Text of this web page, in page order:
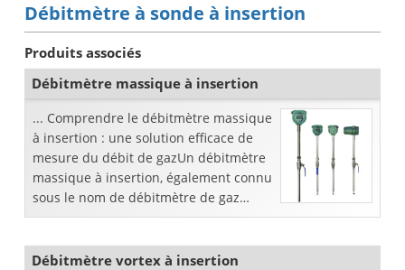
Débitmètre à sonde à insertion
Produits associés
Débitmètre massique à insertion
... Comprendre le débitmètre massique
à insertion : une solution efficace de
mesure du débit de gazUn débitmètre
massique à insertion, également connu
sous le nom de débitmètre de gaz
thermique à insertion, est un outil
Débitmètre vortex à insertion